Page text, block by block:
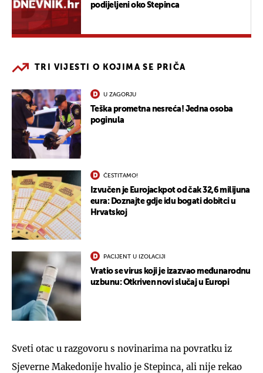
podijeljeni oko Stepinca
TRI VIJESTI O KOJIMA SE PRIČA
U ZAGORJU
Teška prometna nesreća! Jedna osoba
poginula
ČESTITAMO!
Izvučen je Eurojackpot od čak 32,6 milijuna
eura: Doznajte gdje idu bogati dobitci u
Hrvatskoj
PACIJENT U IZOLACIJI
Vratio se virus koji je izazvao međunarodnu
uzbunu: Otkriven novi slučaj u Europi
Sveti otac u razgovoru s novinarima na povratku iz
Sjeverne Makedonije hvalio je Stepinca, ali nije rekao